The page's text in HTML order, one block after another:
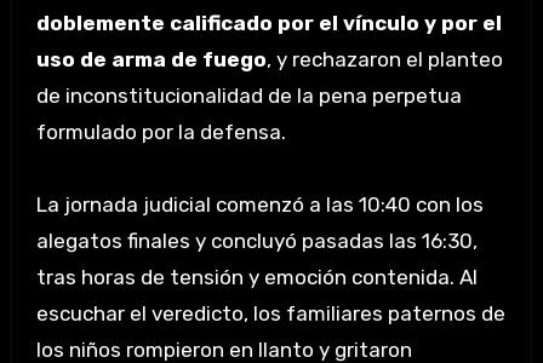
doblemente calificado por el vínculo y por el
uso de arma de fuego, y rechazaron el planteo
de inconstitucionalidad de la pena perpetua
formulado por la defensa.
La jornada judicial comenzó a las 10:40 con los
alegatos finales y concluyó pasadas las 16:30,
tras horas de tensión y emoción contenida. Al
escuchar el veredicto, los familiares paternos de
los niños rompieron en llanto y gritaron